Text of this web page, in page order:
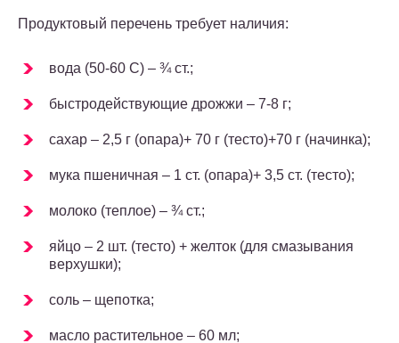
Продуктовый перечень требует наличия:
вода (50-60 С) – ¾ ст.;
быстродействующие дрожжи – 7-8 г;
сахар – 2,5 г (опара)+ 70 г (тесто)+70 г (начинка);
мука пшеничная – 1 ст. (опара)+ 3,5 ст. (тесто);
молоко (теплое) – ¾ ст.;
яйцо – 2 шт. (тесто) + желток (для смазывания
верхушки);
соль – щепотка;
масло растительное – 60 мл;